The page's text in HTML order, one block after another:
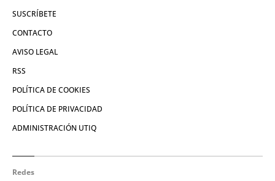
SUSCRÍBETE
CONTACTO
AVISO LEGAL
RSS
POLÍTICA DE COOKIES
POLÍTICA DE PRIVACIDAD
ADMINISTRACIÓN UTIQ
Redes